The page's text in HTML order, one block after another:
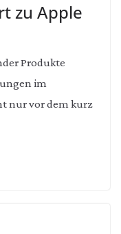
zu Apple
Produkte
im
nur vor dem kurz